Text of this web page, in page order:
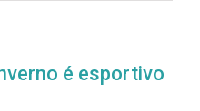
é esportivo